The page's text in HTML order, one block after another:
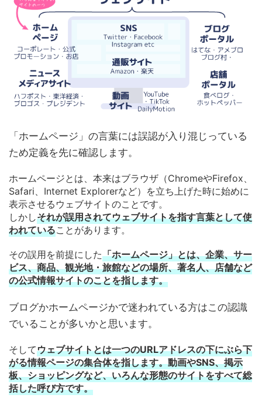
「ホームページ」の言葉には誤認が入り混じっている
ため定義を先に確認します。
ホームページとは、本来はブラウザ（ChromeやFirefox、
Safari、Internet Explorerなど）を立ち上げた時に始めに
表示させるウェブサイトのことです。
しかしそれが誤用されてウェブサイトを指す言葉として使
われていることがあります。
その誤用を前提にした「ホームページ」とは、企業、サー
ビス、商品、観光地・旅館などの場所、著名人、店舗など
の公式情報サイトのことを指します。
ブログかホームページかで迷われている方はこの認識
でいることが多いかと思います。
そしてウェブサイトとは一つのURLアドレスの下にぶら下
がる情報ページの集合体を指します。動画やSNS、掲示
板、ショッピングなど、いろんな形態のサイトをすべて総
括した呼び方です。